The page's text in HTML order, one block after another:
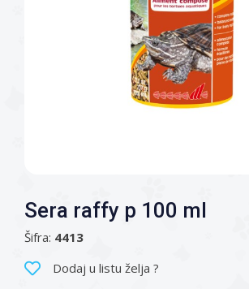
Sera raffy p 100 ml
Šifra: 4413
Dodaj u listu želja ?